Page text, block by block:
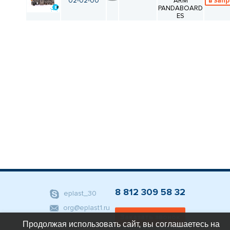
ПРОИЗВОДИТЕЛЕЙ
PANDABOARD
ES
eplast_30
org@eplast1.ru
8 812 309 58 32
Продолжая использовать сайт, вы соглашаетесь на